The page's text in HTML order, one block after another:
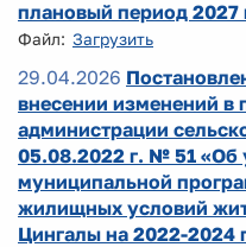
плановый период 2027
Файл: Загрузить
29.04.2026
внесении изменений в
администрации
05.08.2022 г. № 51 «Об
муниципальной
жилищных условий
Цингалы на 2022-2024